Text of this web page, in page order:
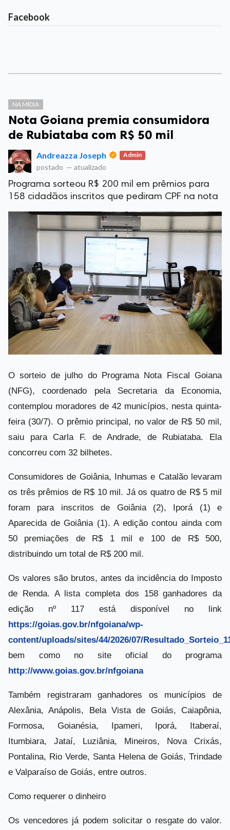
Facebook
NA MÍDIA
Nota Goiana premia consumidora
de Rubiataba com R$ 50 mil
Andreazza Joseph Admin
postado — atualizado
Programa sorteou R$ 200 mil em prêmios para
158 cidadãos inscritos que pediram CPF na nota
O sorteio de julho do Programa Nota Fiscal Goiana
(NFG), coordenado pela Secretaria da Economia,
contemplou moradores de 42 municípios, nesta quinta-
feira (30/7). O prêmio principal, no valor de R$ 50 mil,
saiu para Carla F. de Andrade, de Rubiataba. Ela
concorreu com 32 bilhetes.
Consumidores de Goiânia, Inhumas e Catalão levaram
os três prêmios de R$ 10 mil. Já os quatro de R$ 5 mil
foram para inscritos de Goiânia (2), Iporá (1) e
Aparecida de Goiânia (1). A edição contou ainda com
50 premiações de R$ 1 mil e 100 de R$ 500,
distribuindo um total de R$ 200 mil.
Os valores são brutos, antes da incidência do Imposto
de Renda. A lista completa dos 158 ganhadores da
edição nº 117 está disponível no link
https://goias.gov.br/nfgoiana/wp-
content/uploads/sites/44/2026/07/
bem como no site oficial do programa
http://www.goias.gov.br/nfgoiana
Também registraram ganhadores os municípios de
Alexânia, Anápolis, Bela Vista de Goiás, Caiapônia,
Formosa, Goianésia, Ipameri, Iporá, Itaberaí,
Itumbiara, Jataí, Luziânia, Mineiros, Nova Crixás,
Pontalina, Rio Verde, Santa Helena de Goiás, Trindade
e Valparaíso de Goiás, entre outros.
Como requerer o dinheiro
Os vencedores já podem solicitar o resgate do valor.